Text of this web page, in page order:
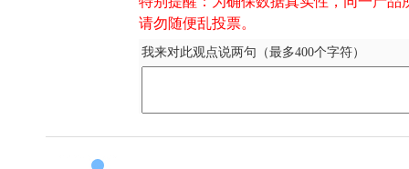
请勿随便乱投票。
我来对此观点说两句（最多400个字符）